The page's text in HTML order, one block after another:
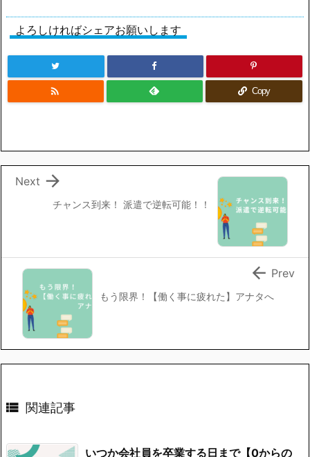
よろしければシェアお願いします
 Copy
チャンス到来！ 派遣で逆転可能！！

Next
もう限界！【働く事に疲れた】アナタへ
 Prev
 関連記事
いつか会社員を卒業する日まで【0からの